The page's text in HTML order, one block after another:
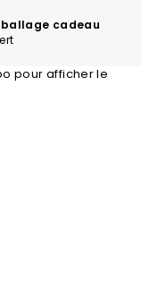
cadeau
pour afficher le